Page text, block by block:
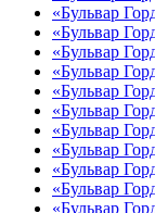
«Бульвар
«Бульвар
«Бульвар
«Бульвар
«Бульвар
«Бульвар
«Бульвар
«Бульвар
«Бульвар
«Бульвар
«Бульвар